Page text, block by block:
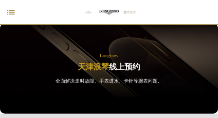

Longines
天津浪琴线上预约
全面解决走时故障、手表进水、卡针等腕表问题。